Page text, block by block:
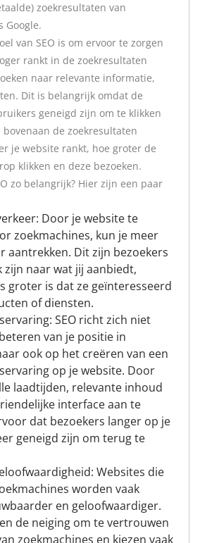
zoekresultaten van
Google.
van SEO is om ervoor te zorgen
rankt in de zoekresultaten
naar relevante informatie,
Dit is belangrijk omdat de
geneigd zijn om te klikken
de zoekresultaten
je website rankt, hoe groter de
klikken en deze bezoeken.
zo belangrijk? Hier zijn een paar
Door je website te
zoekmachines, kun je meer
aantrekken. Dit zijn bezoekers
zijn naar wat jij aanbiedt,
groter is dat ze geïnteresseerd
of diensten.
SEO richt zich niet
van je positie in
ook op het creëren van een
op je website. Door
laadtijden, relevante inhoud
interface aan te
dat bezoekers langer op je
geneigd zijn om terug te
Websites die
worden vaak
en geloofwaardiger.
de neiging om te vertrouwen
zoekmachines en kiezen vaak